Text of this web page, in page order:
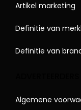
Artikel marketing
Definitie van
Definitie van
Algemene